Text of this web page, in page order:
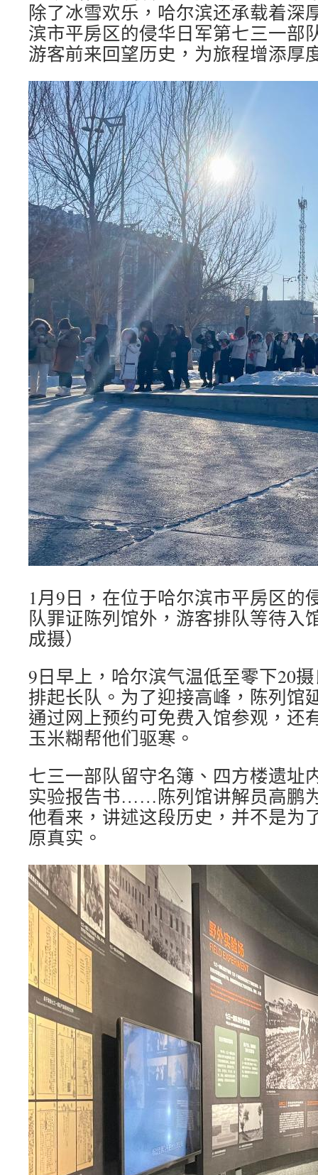
除了冰雪欢乐，哈尔滨还承载着深
滨市平房区的侵华日军第七三一部
游客前来回望历史，为旅程增添厚
1月9日，在位于哈尔滨市平房区的
队罪证陈列馆外，游客排队等待入
成摄）
9日早上，哈尔滨气温低至零下20
排起长队。为了迎接高峰，陈列馆
通过网上预约可免费入馆参观，还
玉米糊帮他们驱寒。
七三一部队留守名簿、四方楼遗址
实验报告书……陈列馆讲解员高鹏
他看来，讲述这段历史，并不是为
原真实。